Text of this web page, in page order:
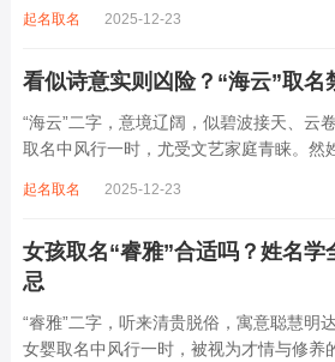
雅符号，实为命理五行流转之枢纽。一字
起名取名 2025-12-23
看似诗意实则凶险？“海云”取名
“海云”二字，意境辽阔，似碧波接天、云
取名中风行一时，尤受文艺家庭青睐。然
滔天，木浮无根，阴气过重，易致意志不
起名取名 2025-12-23
女孩取名“睿雅”合适吗？姓名学
忌
“睿雅”二字，听来清贵脱俗，寓意聪慧明
女婴取名中风行一时，被视为才情与修养